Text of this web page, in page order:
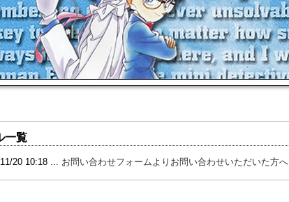
一覧
20 10:18 ... お問い合わせフォームよりお問い合わせいただいた方へ